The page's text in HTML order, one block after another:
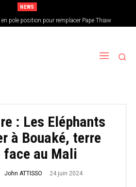
NEWS
pole position pour remplacer Pape Thiaw
en favori, le Burkina Faso en outsider…Les
de l’Afrique de l’Ouest
: Les Eléphants
à Bouaké, terre
au Mali
John ATTISSO 24 juin 2024